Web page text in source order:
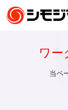
ワー
当ペ